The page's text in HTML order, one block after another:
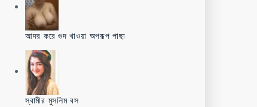
আদর করে গুদ খাওয়া অপরূপ পাছা
স্বামীর মুসলিম বস